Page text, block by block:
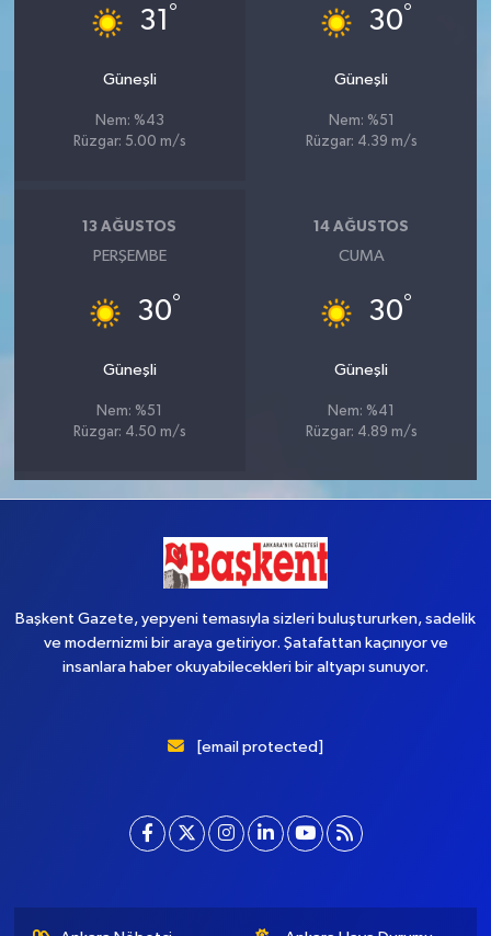
31 °
Güneşli
Nem: %43
Rüzgar: 5.00 m/s
30°
Güneşli
Nem: %51
Rüzgar: 4.39 m/s
13 AĞUSTOS
PERŞEMBE
30°
Güneşli
Nem: %51
Rüzgar: 4.50 m/s
14 AĞUSTOS
CUMA
30°
Güneşli
Nem: %41
Rüzgar: 4.89 m/s
Başkent Gazete, yepyeni temasıyla sizleri buluştururken, sadelik
ve modernizmi bir araya getiriyor. Şatafattan kaçınıyor ve
insanlara haber okuyabilecekleri bir altyapı sunuyor.
[email protected]